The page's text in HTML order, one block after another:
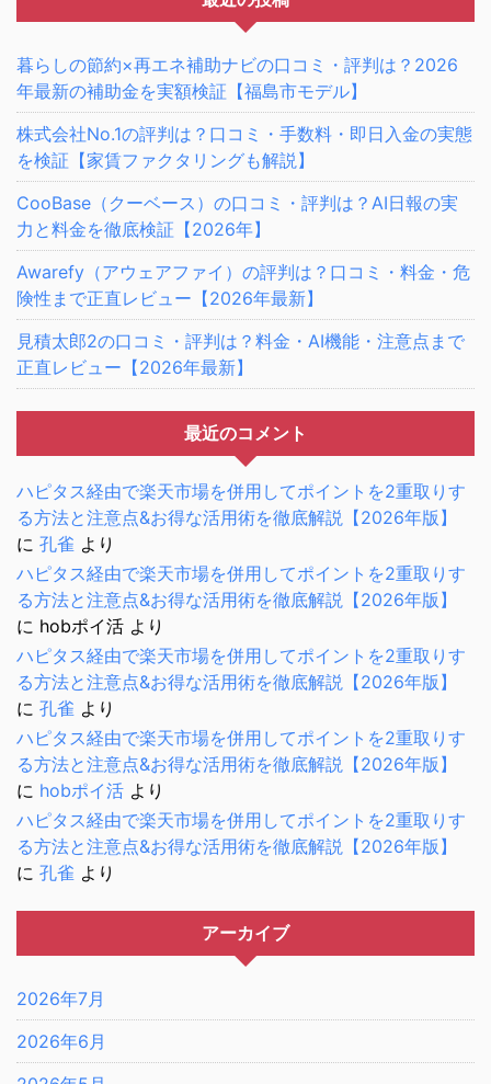
暮らしの節約×再エネ補助ナビの口コミ・評判は？2026
年最新の補助金を実額検証【福島市モデル】
株式会社No.1の評判は？口コミ・手数料・即日入金の実態
を検証【家賃ファクタリングも解説】
CooBase（クーベース）の口コミ・評判は？AI日報の実
力と料金を徹底検証【2026年】
Awarefy（アウェアファイ）の評判は？口コミ・料金・危
険性まで正直レビュー【2026年最新】
見積太郎2の口コミ・評判は？料金・AI機能・注意点まで
正直レビュー【2026年最新】
最近のコメント
ハピタス経由で楽天市場を併用してポイントを2重取りす
る方法と注意点&お得な活用術を徹底解説【2026年版】
に 孔雀 より
ハピタス経由で楽天市場を併用してポイントを2重取りす
る方法と注意点&お得な活用術を徹底解説【2026年版】
に hobポイ活 より
ハピタス経由で楽天市場を併用してポイントを2重取りす
る方法と注意点&お得な活用術を徹底解説【2026年版】
に 孔雀 より
ハピタス経由で楽天市場を併用してポイントを2重取りす
る方法と注意点&お得な活用術を徹底解説【2026年版】
に hobポイ活 より
ハピタス経由で楽天市場を併用してポイントを2重取りす
る方法と注意点&お得な活用術を徹底解説【2026年版】
に 孔雀 より
アーカイブ
2026年7月
2026年6月